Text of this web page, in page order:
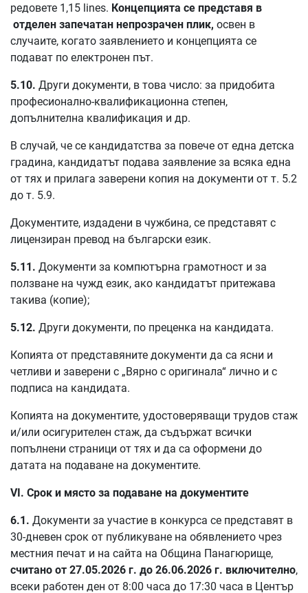
редовете 1,15 lines. Концепцията се представя в
отделен запечатан непрозрачен плик, освен в
случаите, когато заявлението и концепцията се
подават по електронен път.
5.10. Други документи, в това число: за придобита
професионално-квалификационна степен,
допълнителна квалификация и др.
В случай, че се кандидатства за повече от една детска
градина, кандидатът подава заявление за всяка една
от тях и прилага заверени копия на документи от т. 5.2
до т. 5.9.
Документите, издадени в чужбина, се представят с
лицензиран превод на български език.
5.11. Документи за компютърна грамотност и за
ползване на чужд език, ако кандидатът притежава
такива (копие);
5.12. Други документи, по преценка на кандидата.
Копията от представяните документи да са ясни и
четливи и заверени с „Вярно с оригинала“ лично и с
подписа на кандидата.
Копията на документите, удостоверяващи трудов стаж
и/или осигурителен стаж, да съдържат всички
попълнени страници от тях и да са оформени до
датата на подаване на документите.
VІ. Срок и място за подаване на документите
6.1. Документи за участие в конкурса се представят в
30-дневен срок от публикуване на обявлението чрез
местния печат и на сайта на Община Панагюрище,
считано от 27.05.2026 г. до 26.06.2026 г. включително,
всеки работен ден от 8:00 часа до 17:30 часа в Център